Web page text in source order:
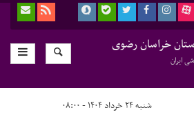
خراسان رضوی
ایران
شنبه ۲۴ خرداد ۱۴۰۴ - ۰۸:۰۰